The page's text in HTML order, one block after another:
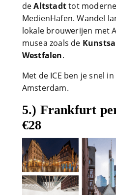
deAltstadttot
MedienHafen. Wandel
lokale brouwerijen met
musea zoals de
Westfalen.
Met de ICE ben je snel
Amsterdam.
5.) Frankfurt
€28